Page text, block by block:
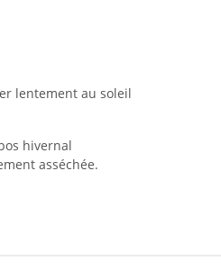
lentement au soleil
hivernal
asséchée.